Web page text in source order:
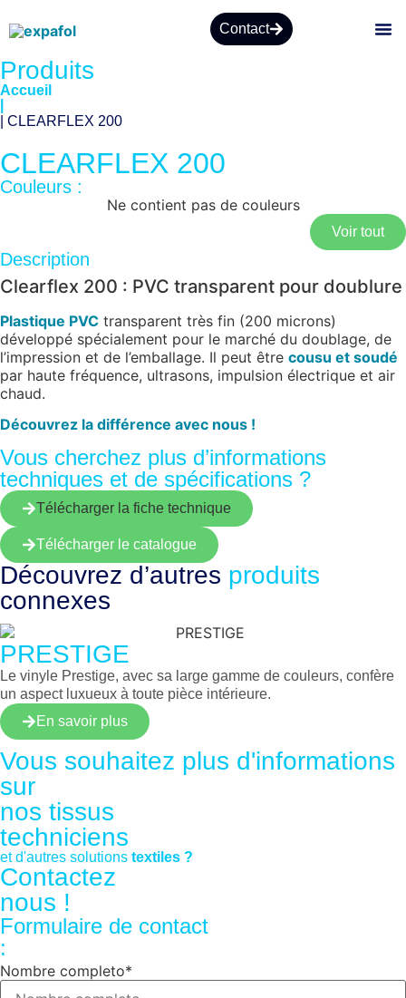
Contact
Produits
Accueil
| CLEARFLEX 200
CLEARFLEX 200
Couleurs :
Ne contient pas de couleurs
Voir tout
Description
Clearflex 200 : PVC transparent pour doublure
Plastique PVC transparent très fin (200 microns)
développé spécialement pour le marché du doublage, de
l’impression et de l’emballage. Il peut être cousu et soudé
par haute fréquence, ultrasons, impulsion électrique et air
chaud.
Découvrez la différence avec nous !
Vous cherchez plus d’informations
techniques et de spécifications ?
Télécharger la fiche technique
Télécharger le catalogue
Découvrez d’autres produits
connexes
PRESTIGE
Le vinyle Prestige, avec sa large gamme de couleurs, confère
un aspect luxueux à toute pièce intérieure.
En savoir plus
Vous souhaitez plus d'informations
sur
nos tissus
techniciens
et d'autres solutions textiles ?
Contactez
nous !
Formulaire de contact
:
Nombre completo*